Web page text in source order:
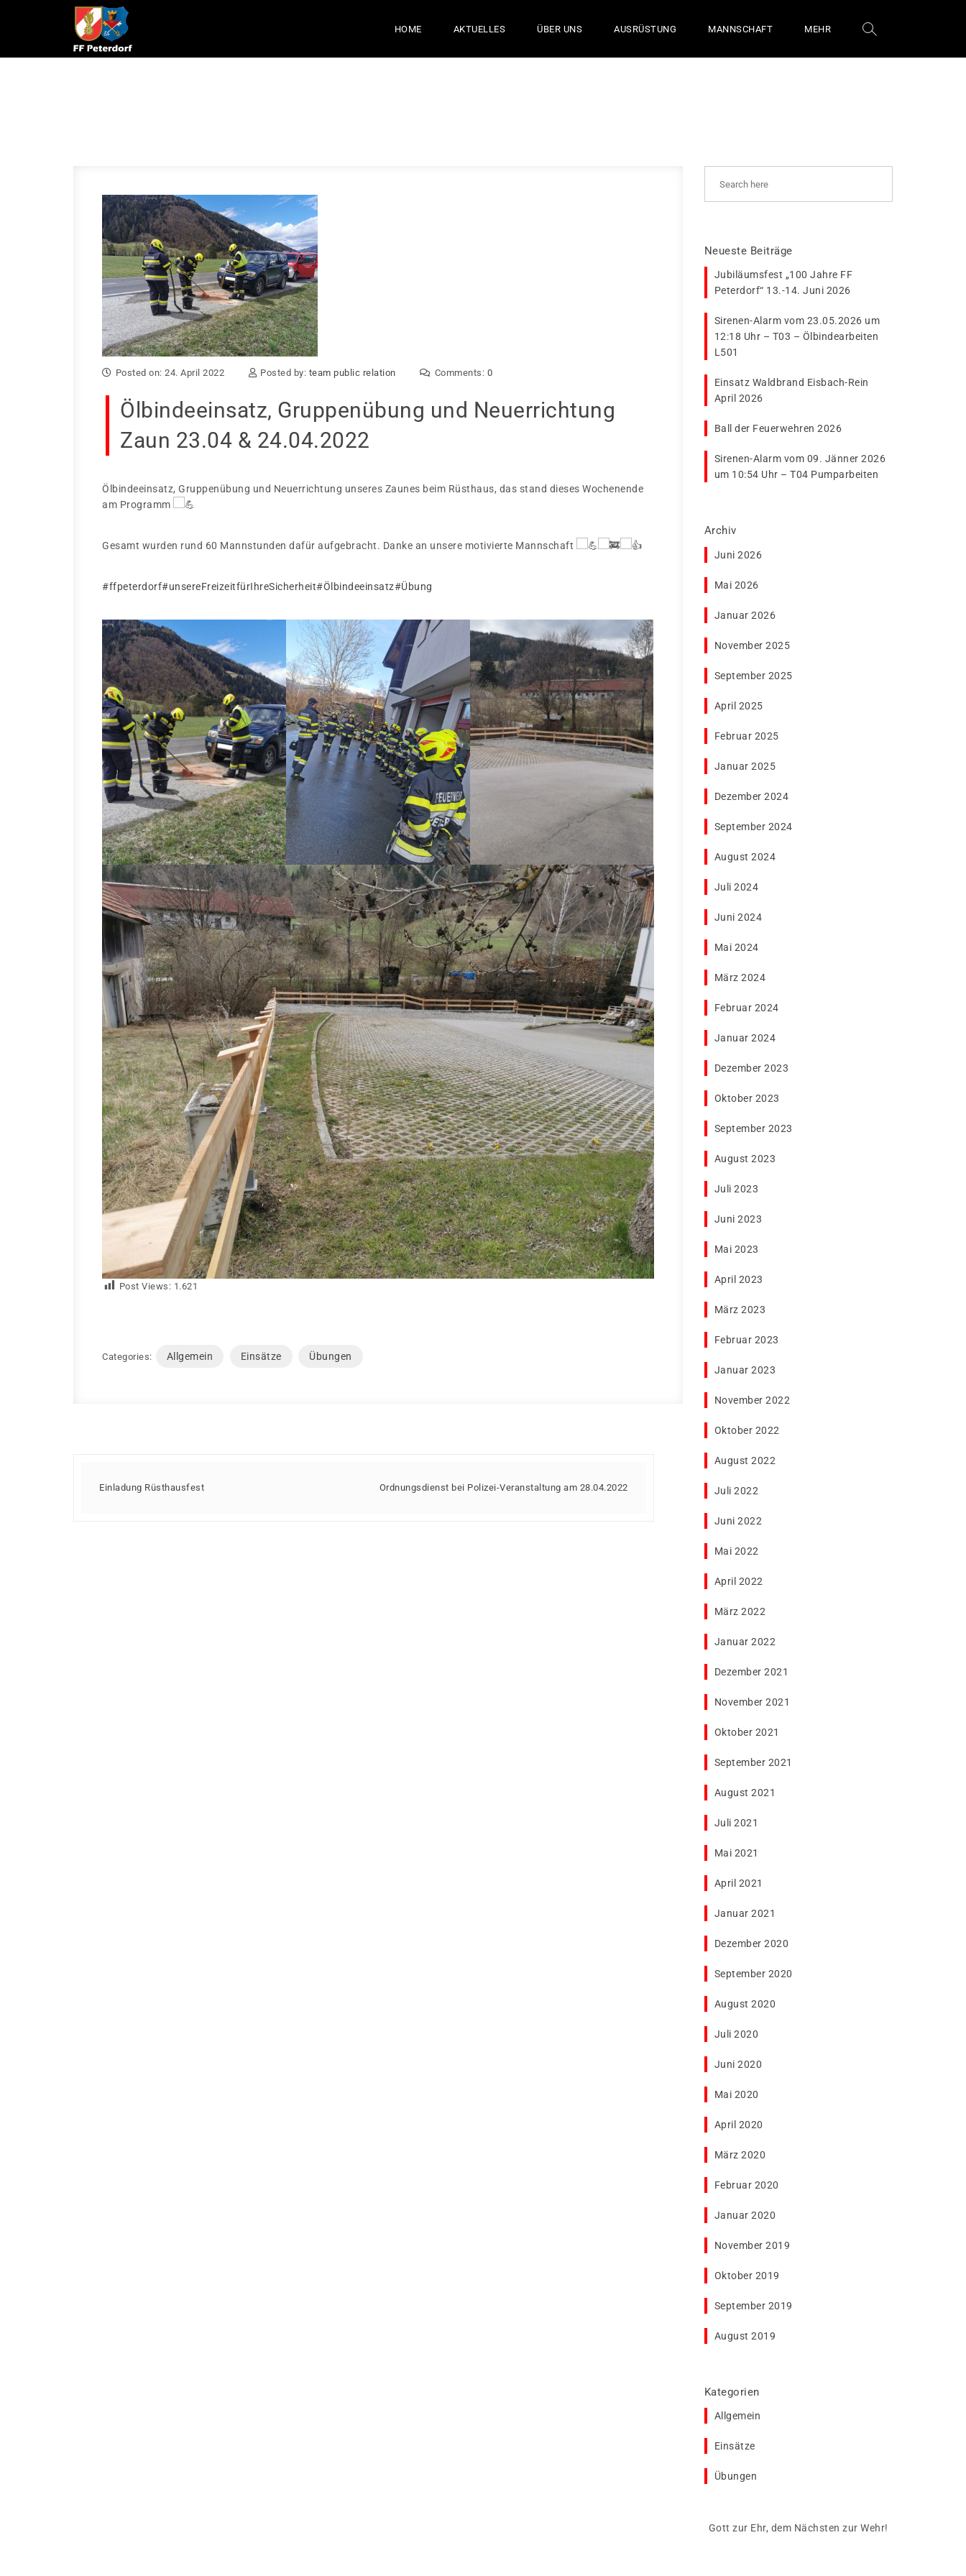
HOME
AKTUELLES ÜBER UNS AUSRÜSTUNG MANNSCHAFT MEHR
Posted on: 24. April 2022 Posted by: team public relation Comments: 0
Ölbindeeinsatz, Gruppenübung und Neuerrichtung
Zaun 23.04 & 24.04.2022
Ölbindeeinsatz, Gruppenübung und Neuerrichtung unseres Zaunes beim Rüsthaus, das stand dieses Wochenende
am Programm
Gesamt wurden rund 60 Mannstunden dafür aufgebracht. Danke an unsere motivierte Mannschaft
#ffpeterdorf#unsereFreizeitfürIhreSicherheit#Ölbindeeinsatz#Übung
Post Views: 1.621
Categories: Allgemein Einsätze Übungen
Einladung Rüsthausfest Ordnungsdienst bei Polizei-Veranstaltung am 28.04.2022
Neueste Beiträge
Jubiläumsfest „100 Jahre FF
Peterdorf“ 13.-14. Juni 2026
Sirenen-Alarm vom 23.05.2026 um
12:18 Uhr – T03 – Ölbindearbeiten
L501
Einsatz Waldbrand Eisbach-Rein
April 2026
Ball der Feuerwehren 2026
Sirenen-Alarm vom 09. Jänner 2026
um 10:54 Uhr – T04 Pumparbeiten
Archiv
Juni 2026
Mai 2026
Januar 2026
November 2025
September 2025
April 2025
Februar 2025
Januar 2025
Dezember 2024
September 2024
August 2024
Juli 2024
Juni 2024
Mai 2024
März 2024
Februar 2024
Januar 2024
Dezember 2023
Oktober 2023
September 2023
August 2023
Juli 2023
Juni 2023
Mai 2023
April 2023
März 2023
Februar 2023
Januar 2023
November 2022
Oktober 2022
August 2022
Juli 2022
Juni 2022
Mai 2022
April 2022
März 2022
Januar 2022
Dezember 2021
November 2021
Oktober 2021
September 2021
August 2021
Juli 2021
Mai 2021
April 2021
Januar 2021
Dezember 2020
September 2020
August 2020
Juli 2020
Juni 2020
Mai 2020
April 2020
März 2020
Februar 2020
Januar 2020
November 2019
Oktober 2019
September 2019
August 2019
Kategorien
Allgemein
Einsätze
Übungen
Gott zur Ehr, dem Nächsten zur Wehr!